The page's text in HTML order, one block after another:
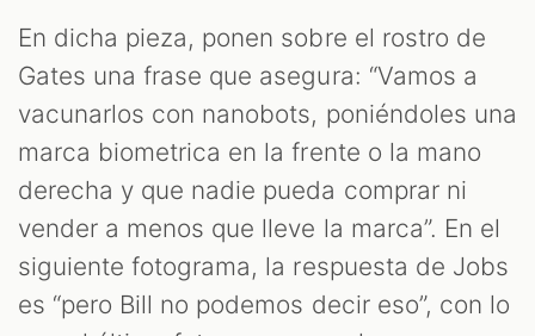
En dicha pieza, ponen sobre el rostro de
Gates una frase que asegura: “Vamos a
vacunarlos con nanobots, poniéndoles una
marca biometrica en la frente o la mano
derecha y que nadie pueda comprar ni
vender a menos que lleve la marca”. En el
siguiente fotograma, la respuesta de Jobs
es “pero Bill no podemos decir eso”, con lo